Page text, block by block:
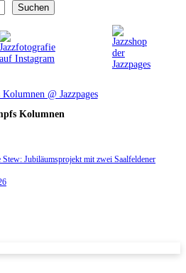
Suchen
Kolumnen
Stew: Jubiläumsprojekt mit zwei Saalfeldener